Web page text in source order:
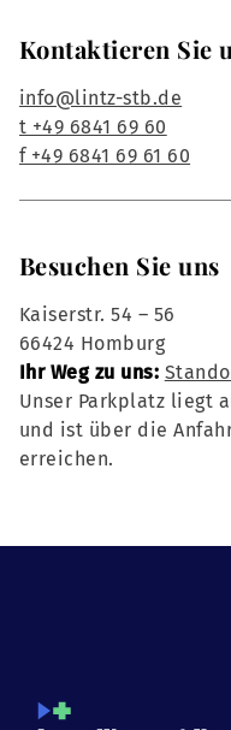
Kontaktieren Sie
info@lintz-stb.de
t +49 6841 69 60
f +49 6841 69 61 60
Besuchen Sie uns
Kaiserstr. 54 – 56
66424 Homburg
Ihr Weg zu uns:
Unser Parkplatz liegt
und ist über die
erreichen.